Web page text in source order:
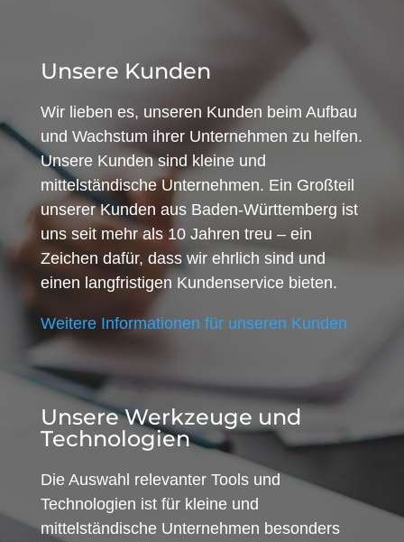
Unsere Kunden
Wir lieben es, unseren Kunden beim Aufbau
und Wachstum ihrer Unternehmen zu helfen.
Unsere Kunden sind kleine und
mittelständische Unternehmen. Ein Großteil
unserer Kunden aus Baden-Württemberg ist
uns seit mehr als 10 Jahren treu – ein
Zeichen dafür, dass wir ehrlich sind und
einen langfristigen Kundenservice bieten.
Weitere Informationen für unseren Kunden
Unsere Werkzeuge und
Technologien
Die Auswahl relevanter Tools und
Technologien ist für kleine und
mittelständische Unternehmen besonders